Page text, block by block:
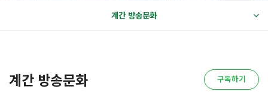
계간 방송문화
계간 방송문화 구독하기